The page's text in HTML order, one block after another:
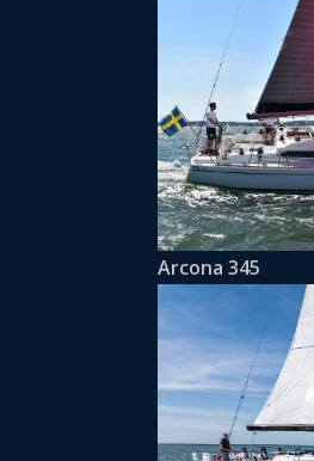
Arcona 345